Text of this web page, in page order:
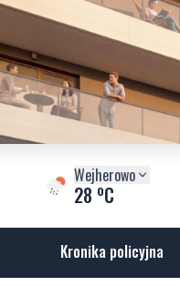
Wejherowo
28 oC
Kronika policyjna